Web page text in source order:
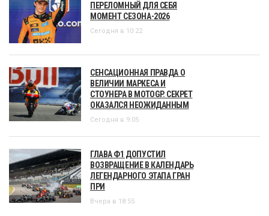
ПЕРЕЛОМНЫЙ ДЛЯ СЕБЯ
МОМЕНТ СЕЗОНА-2026
Сегодня в 10:22
СЕНСАЦИОННАЯ ПРАВДА О
ВЕЛИЧИИ МАРКЕСА И
СТОУНЕРА В MOTOGP. СЕКРЕТ
ОКАЗАЛСЯ НЕОЖИДАННЫМ
Сегодня в 9:05
ГЛАВА Ф1 ДОПУСТИЛ
ВОЗВРАЩЕНИЕ В КАЛЕНДАРЬ
ЛЕГЕНДАРНОГО ЭТАПА ГРАН
ПРИ
Вчера в 18:55